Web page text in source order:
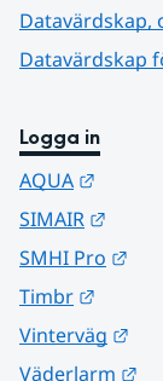
Datavärdskap,
Datavärdskap
Logga in
AQUA
SIMAIR
SMHI Pro
Timbr
Vinterväg
Väderlarm